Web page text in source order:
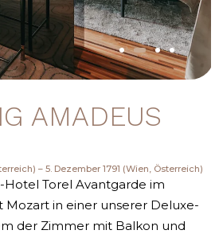
AMADEUS
– 5. Dezember 1791 (Wien, Österreich)
Torel Avantgarde im
Mozart in einer unserer Deluxe-
der Zimmer mit Balkon und